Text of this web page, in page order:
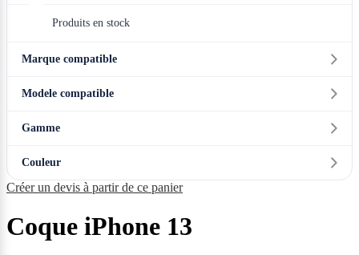
Produits en stock
Marque compatible
Modele compatible
Gamme
Couleur
Créer un devis à partir de ce panier
Coque iPhone 13